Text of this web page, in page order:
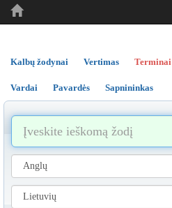
Kalbų žodynai Vertimas Terminai
Vardai Pavardės Sapnininkas